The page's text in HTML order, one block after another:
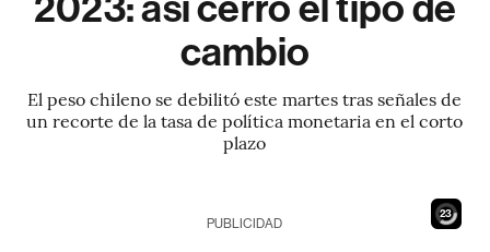
cambio
El peso chileno se debilitó este martes tras señales de
un recorte de la tasa de política monetaria en el corto
plazo
22
PUBLICIDAD